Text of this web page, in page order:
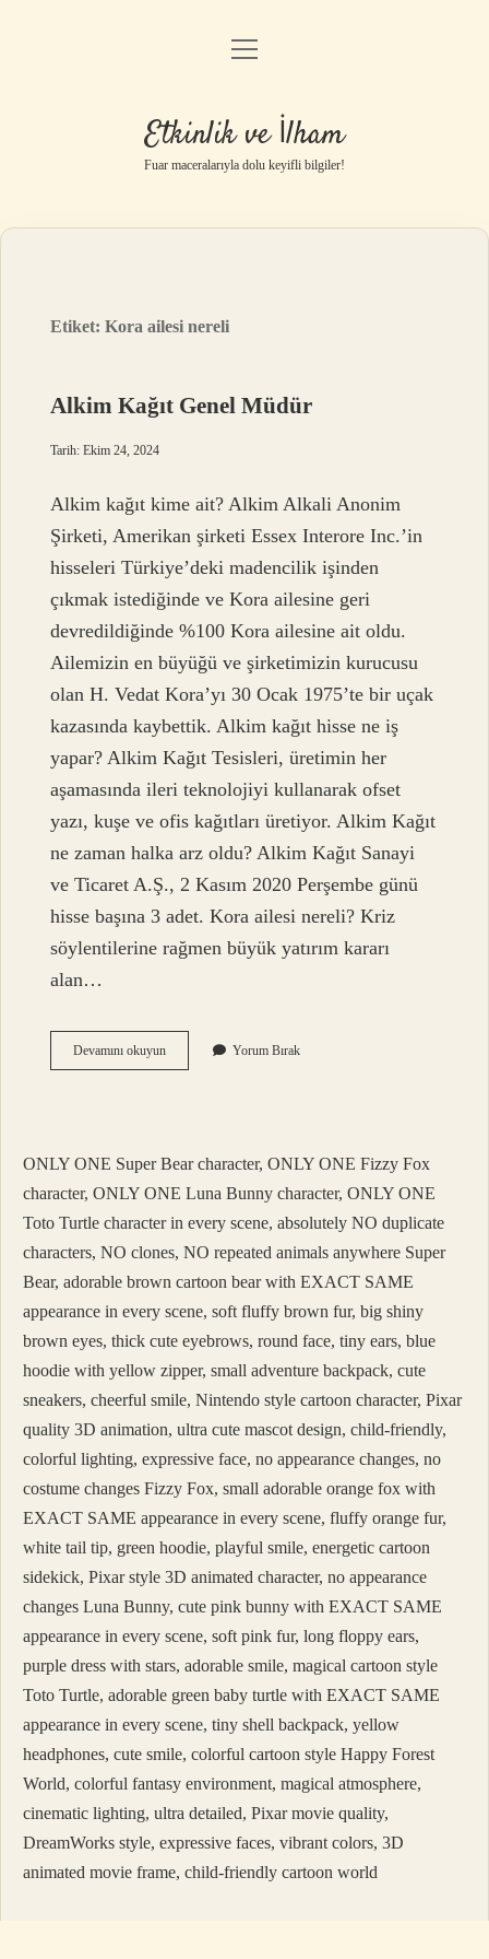
Anasayfa
Gizlilik Politikası
Yasal Uyarı
menüyü
Etkinlik ve İlham
Fuar maceralarıyla dolu keyifli bilgiler!
Etiket:Kora ailesi nereli
Alkim Kağıt Genel Müdür
Tarih: Ekim 24, 2024
Alkim kağıt kime ait? Alkim Alkali Anonim
Şirketi, Amerikan şirketi Essex Interore Inc.’in
hisseleri Türkiye’deki madencilik işinden
çıkmak istediğinde ve Kora ailesine geri
devredildiğinde %100 Kora ailesine ait oldu.
Ailemizin en büyüğü ve şirketimizin kurucusu
olan H. Vedat Kora’yı 30 Ocak 1975’te bir uçak
kazasında kaybettik. Alkim kağıt hisse ne iş
yapar? Alkim Kağıt Tesisleri, üretimin her
aşamasında ileri teknolojiyi kullanarak ofset
yazı, kuşe ve ofis kağıtları üretiyor. Alkim Kağıt
ne zaman halka arz oldu? Alkim Kağıt Sanayi
ve Ticaret A.Ş., 2 Kasım 2020 Perşembe günü
hisse başına 3 adet. Kora ailesi nereli? Kriz
söylentilerine rağmen büyük yatırım kararı
alan…
Devamını okuyunAlkim
Kağıt
Yorum Bırak
ONLY ONE Super Bear character, ONLY ONE Fizzy Fox
character, ONLY ONE Luna Bunny character, ONLY ONE
Toto Turtle character in every scene, absolutely NO duplicate
characters, NO clones, NO repeated animals anywhere Super
Bear, adorable brown cartoon bear with EXACT SAME
appearance in every scene, soft fluffy brown fur, big shiny
brown eyes, thick cute eyebrows, round face, tiny ears, blue
hoodie with yellow zipper, small adventure backpack, cute
sneakers, cheerful smile, Nintendo style cartoon character, Pixar
quality 3D animation, ultra cute mascot design, child-friendly,
colorful lighting, expressive face, no appearance changes, no
costume changes Fizzy Fox, small adorable orange fox with
EXACT SAME appearance in every scene, fluffy orange fur,
white tail tip, green hoodie, playful smile, energetic cartoon
sidekick, Pixar style 3D animated character, no appearance
changes Luna Bunny, cute pink bunny with EXACT SAME
appearance in every scene, soft pink fur, long floppy ears,
purple dress with stars, adorable smile, magical cartoon style
Toto Turtle, adorable green baby turtle with EXACT SAME
appearance in every scene, tiny shell backpack, yellow
headphones, cute smile, colorful cartoon style Happy Forest
World, colorful fantasy environment, magical atmosphere,
cinematic lighting, ultra detailed, Pixar movie quality,
DreamWorks style, expressive faces, vibrant colors, 3D
animated movie frame, child-friendly cartoon world